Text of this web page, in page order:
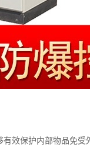
效保护内部物品免受